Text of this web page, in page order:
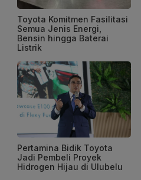
Toyota Komitmen Fasilitasi
Semua Jenis Energi,
Bensin hingga Baterai
Listrik
Pertamina Bidik Toyota
Jadi Pembeli Proyek
Hidrogen Hijau di Ulubelu